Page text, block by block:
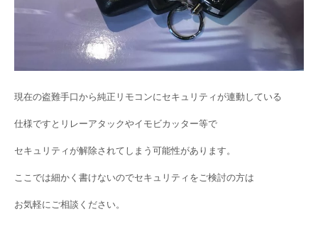
現在の盗難手口から純正リモコンにセキュリティが連動している
仕様ですとリレーアタックやイモビカッター等で
セキュリティが解除されてしまう可能性があります。
ここでは細かく書けないのでセキュリティをご検討の方は
お気軽にご相談ください。